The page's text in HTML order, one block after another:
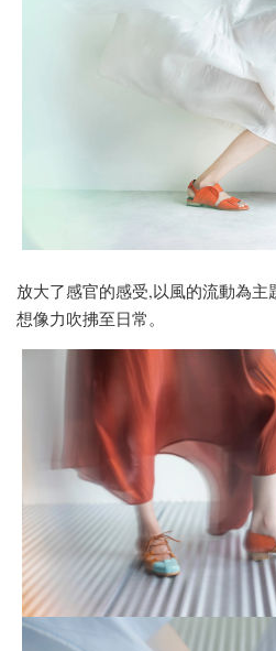
放大了感官的感受,以風的流動為
想像力吹拂至日常。